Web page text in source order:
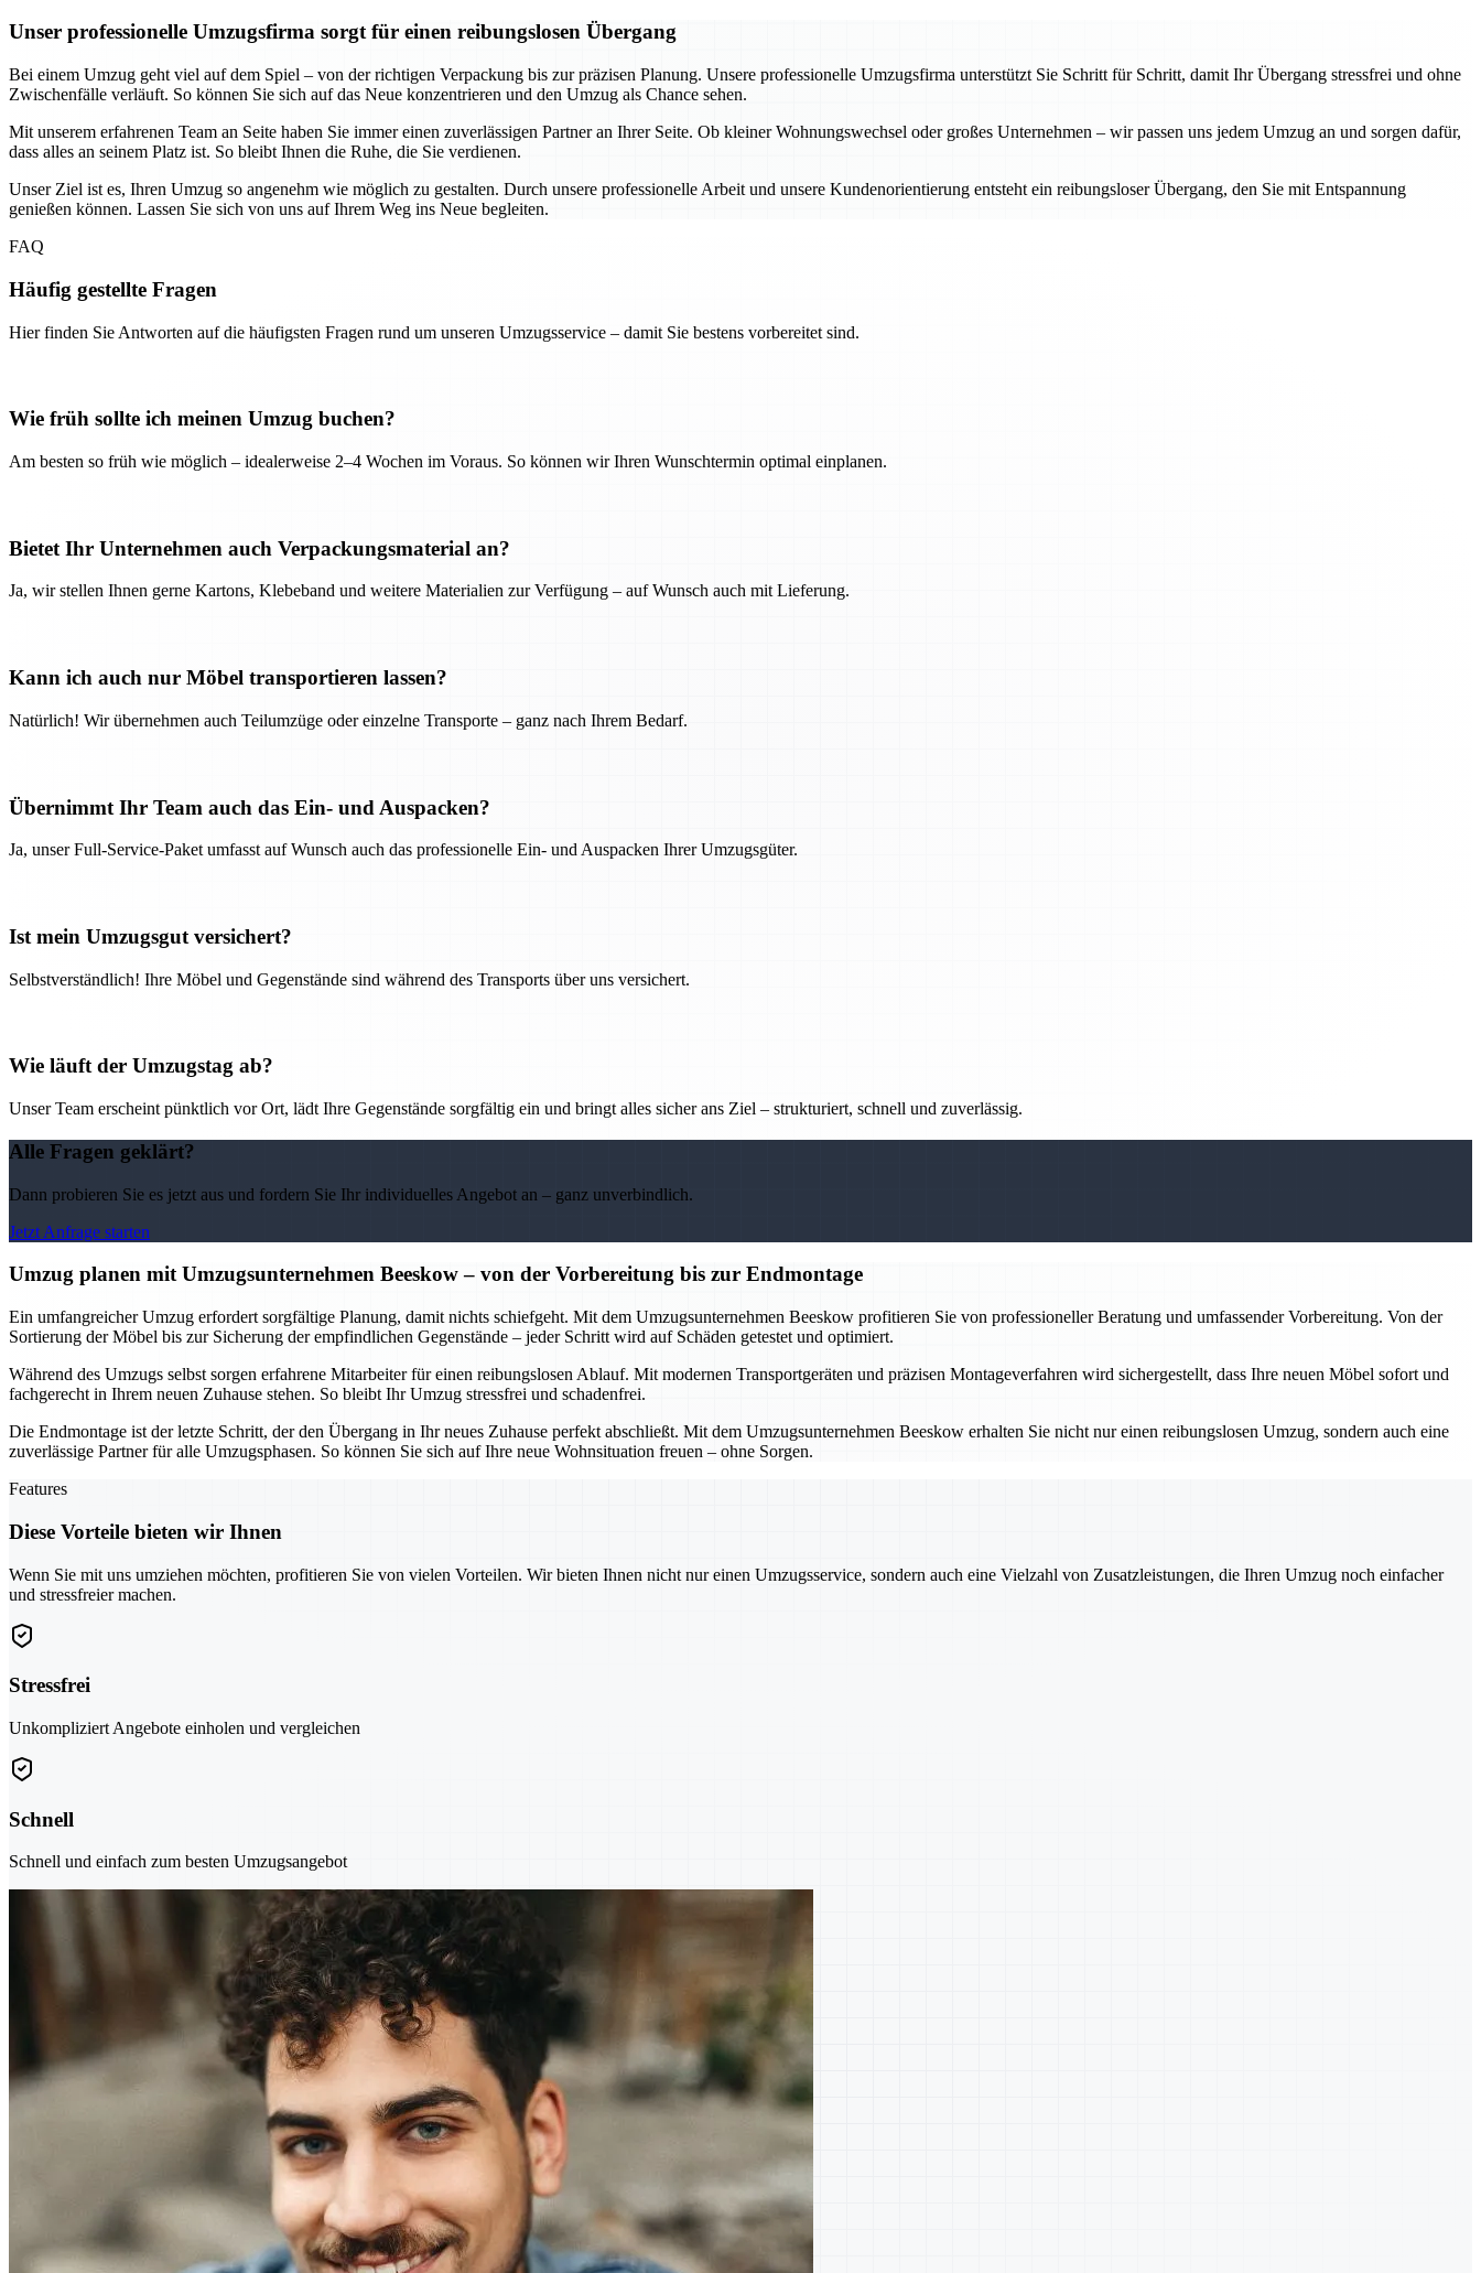
Unser professionelle Umzugsfirma sorgt für einen reibungslosen Übergang
Bei einem Umzug geht viel auf dem Spiel – von der richtigen Verpackung bis zur präzisen Planung. Unsere professionelle Umzugsfirma unterstützt Sie Schritt für Schritt, damit Ihr Übergang stressfrei und ohne
Zwischenfälle verläuft. So können Sie sich auf das Neue konzentrieren und den Umzug als Chance sehen.
Mit unserem erfahrenen Team an Seite haben Sie immer einen zuverlässigen Partner an Ihrer Seite. Ob kleiner Wohnungswechsel oder großes Unternehmen – wir passen uns jedem Umzug an und sorgen dafür,
dass alles an seinem Platz ist. So bleibt Ihnen die Ruhe, die Sie verdienen.
Unser Ziel ist es, Ihren Umzug so angenehm wie möglich zu gestalten. Durch unsere professionelle Arbeit und unsere Kundenorientierung entsteht ein reibungsloser Übergang, den Sie mit Entspannung
genießen können. Lassen Sie sich von uns auf Ihrem Weg ins Neue begleiten.
FAQ
Häufig gestellte Fragen
Hier finden Sie Antworten auf die häufigsten Fragen rund um unseren Umzugsservice – damit Sie bestens vorbereitet sind.
Wie früh sollte ich meinen Umzug buchen?
Am besten so früh wie möglich – idealerweise 2–4 Wochen im Voraus. So können wir Ihren Wunschtermin optimal einplanen.
Bietet Ihr Unternehmen auch Verpackungsmaterial an?
Ja, wir stellen Ihnen gerne Kartons, Klebeband und weitere Materialien zur Verfügung – auf Wunsch auch mit Lieferung.
Kann ich auch nur Möbel transportieren lassen?
Natürlich! Wir übernehmen auch Teilumzüge oder einzelne Transporte – ganz nach Ihrem Bedarf.
Übernimmt Ihr Team auch das Ein- und Auspacken?
Ja, unser Full-Service-Paket umfasst auf Wunsch auch das professionelle Ein- und Auspacken Ihrer Umzugsgüter.
Ist mein Umzugsgut versichert?
Selbstverständlich! Ihre Möbel und Gegenstände sind während des Transports über uns versichert.
Wie läuft der Umzugstag ab?
Unser Team erscheint pünktlich vor Ort, lädt Ihre Gegenstände sorgfältig ein und bringt alles sicher ans Ziel – strukturiert, schnell und zuverlässig.
Alle Fragen geklärt?
Dann probieren Sie es jetzt aus und fordern Sie Ihr individuelles Angebot an – ganz unverbindlich.
Jetzt Anfrage starten
Umzug planen mit Umzugsunternehmen Beeskow – von der Vorbereitung bis zur Endmontage
Ein umfangreicher Umzug erfordert sorgfältige Planung, damit nichts schiefgeht. Mit dem Umzugsunternehmen Beeskow profitieren Sie von professioneller Beratung und umfassender Vorbereitung. Von der
Sortierung der Möbel bis zur Sicherung der empfindlichen Gegenstände – jeder Schritt wird auf Schäden getestet und optimiert.
Während des Umzugs selbst sorgen erfahrene Mitarbeiter für einen reibungslosen Ablauf. Mit modernen Transportgeräten und präzisen Montageverfahren wird sichergestellt, dass Ihre neuen Möbel sofort und
fachgerecht in Ihrem neuen Zuhause stehen. So bleibt Ihr Umzug stressfrei und schadenfrei.
Die Endmontage ist der letzte Schritt, der den Übergang in Ihr neues Zuhause perfekt abschließt. Mit dem Umzugsunternehmen Beeskow erhalten Sie nicht nur einen reibungslosen Umzug, sondern auch eine
zuverlässige Partner für alle Umzugsphasen. So können Sie sich auf Ihre neue Wohnsituation freuen – ohne Sorgen.
Features
Diese Vorteile bieten wir Ihnen
Wenn Sie mit uns umziehen möchten, profitieren Sie von vielen Vorteilen. Wir bieten Ihnen nicht nur einen Umzugsservice, sondern auch eine Vielzahl von Zusatzleistungen, die Ihren Umzug noch einfacher
und stressfreier machen.
Stressfrei
Unkompliziert Angebote einholen und vergleichen
Schnell
Schnell und einfach zum besten Umzugsangebot